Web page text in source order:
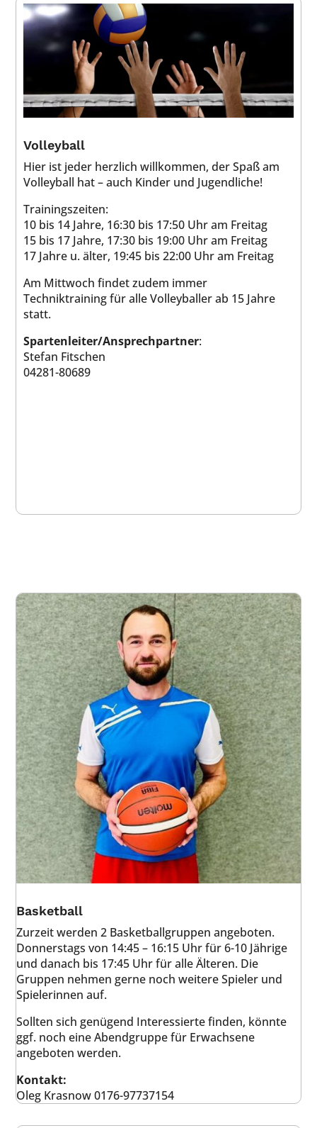
Volleyball
Hier ist jeder herzlich willkommen, der Spaß am
Volleyball hat – auch Kinder und Jugendliche!
Trainingszeiten:
10 bis 14 Jahre, 16:30 bis 17:50 Uhr am Freitag
15 bis 17 Jahre, 17:30 bis 19:00 Uhr am Freitag
17 Jahre u. älter, 19:45 bis 22:00 Uhr am Freitag
Am Mittwoch findet zudem immer
Techniktraining für alle Volleyballer ab 15 Jahre
statt.
Spartenleiter/Ansprechpartner:
Stefan Fitschen
04281-80689
Basketball
Zurzeit werden 2 Basketballgruppen angeboten.
Donnerstags von 14:45 – 16:15 Uhr für 6-10 Jährige
und danach bis 17:45 Uhr für alle Älteren. Die
Gruppen nehmen gerne noch weitere Spieler und
Spielerinnen auf.
Sollten sich genügend Interessierte finden, könnte
ggf. noch eine Abendgruppe für Erwachsene
angeboten werden.
Kontakt:
Oleg Krasnow 0176-97737154